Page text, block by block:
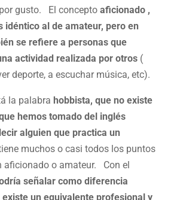
gusto. El concepto aficionado ,
idéntico al de amateur, pero en
se refiere a personas que
actividad realizada por otros(
deporte, a escuchar música, etc).
la palabra hobbista, que no existe
hemos tomado del inglés
alguien que practica un
muchos o casi todos los puntos
aficionado o amateur. Con el
señalar como diferencia
un equivalente profesional y